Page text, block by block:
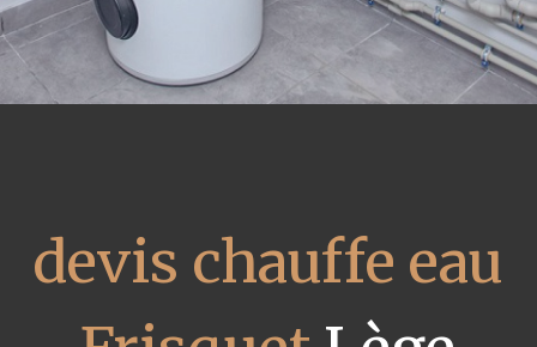
devis chauffe eau